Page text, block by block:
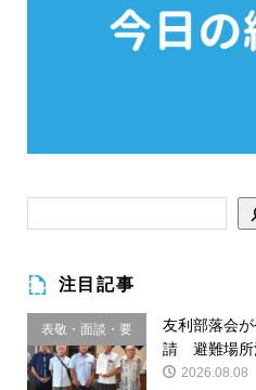
注目記事
表敬・面談・要
請
友利部落会
請 避難場所
2026.08.08